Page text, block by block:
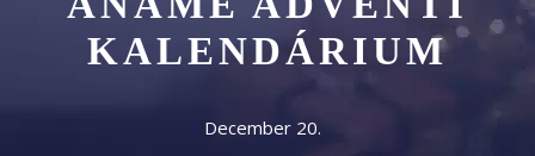
KALENDÁRIUM
December 20.